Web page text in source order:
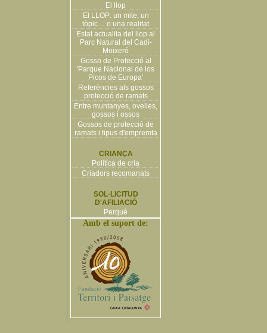
El llop
El LLOP: un mite, un
tòpic… o una realitat
Estat actualita del llop al
Parc Natural del Cadí-
Moixeró
Gosso de Protecció al
'Parque Nacional de los
Picos de Europa'
Referències als gossos
protecció de ramats
Entre muntanyes, ovelles,
gossos i ossos
Gossos de protecció de
ramats i tipus d'empremta
CRIANÇA
Política de cria
Criadors recomanats
SOL·LICITUD
D'AFILIACIÓ
Perquè
Amb el suport de: